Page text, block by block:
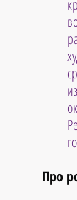
Про